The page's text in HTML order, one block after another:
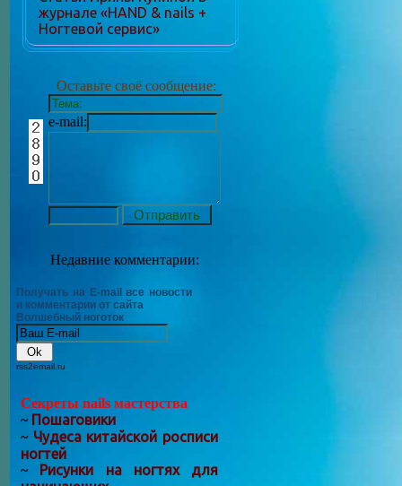
журнале «HAND & nails +
Ногтевой сервис»
Оставьте своё сообщение:
e-mail:
Недавние комментарии:
Получать на E-mail все новости
и комментарии от сайта
Волшебный ноготок
rss2email.ru
Секреты nails мастерства
~ Пошаговики
~ Чудеса китайской росписи
ногтей
~ Рисунки на ногтях для